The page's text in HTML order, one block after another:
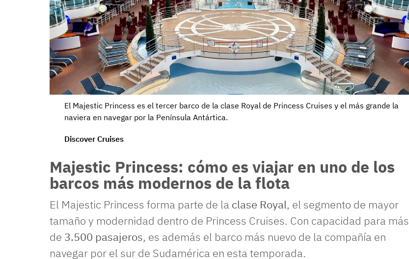
El Majestic Princess es el tercer barco de la clase Royal de Princess Cruises y el más grande la
naviera en navegar por la Península Antártica.
Discover Cruises
Majestic Princess: cómo es viajar en uno de los
barcos más modernos de la flota
El Majestic Princess forma parte de la clase Royal, el segmento de mayor
tamaño y modernidad dentro de Princess Cruises. Con capacidad para más
de 3.500 pasajeros, es además el barco más nuevo de la compañía en
navegar por el sur de Sudamérica en esta temporada.